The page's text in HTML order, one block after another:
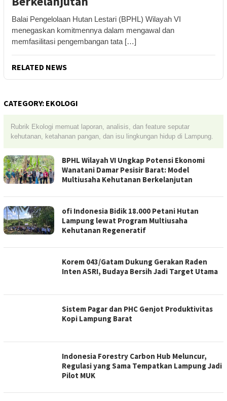
Balai Pengelolaan Hutan Lestari (BPHL) Wilayah VI
menegaskan komitmennya dalam mengawal dan
memfasilitasi pengembangan tata […]
RELATED NEWS
CATEGORY: EKOLOGI
Rubrik Ekologi memuat laporan, analisis, dan feature seputar
kehutanan, ketahanan pangan, dan isu lingkungan hidup di Lampung.
BPHL Wilayah VI Ungkap Potensi Ekonomi
Wanatani Damar Pesisir Barat: Model
Multiusaha Kehutanan Berkelanjutan
ofi Indonesia Bidik 18.000 Petani Hutan
Lampung lewat Program Multiusaha
Kehutanan Regeneratif
Korem 043/Gatam Dukung Gerakan Raden
Inten ASRI, Budaya Bersih Jadi Target Utama
Sistem Pagar dan PHC Genjot Produktivitas
Kopi Lampung Barat
Indonesia Forestry Carbon Hub Meluncur,
Regulasi yang Sama Tempatkan Lampung Jadi
Pilot MUK